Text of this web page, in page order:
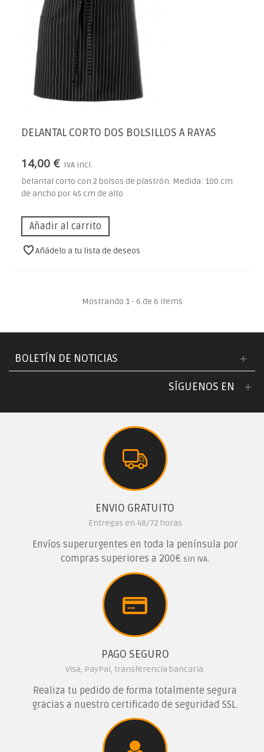
DELANTAL CORTO DOS BOLSILLOS A RAYAS
14,00 € IVA incl.
Delantal corto con 2 bolsos de plastrón. Medida: 100 cm
de ancho por 45 cm de alto
Añadir al carrito
Añádelo a tu lista de deseos
Mostrando 1 - 6 de 6 items
BOLETÍN DE NOTICIAS
SÍGUENOS EN
ENVIO GRATUITO
Entregas en 48/72 horas
Envíos superurgentes en toda la península por
compras superiores a 200€ sin IVA.
PAGO SEGURO
Visa, PayPal, transferencia bancaria.
Realiza tu pedido de forma totalmente segura
gracias a nuestro certificado de seguridad SSL.